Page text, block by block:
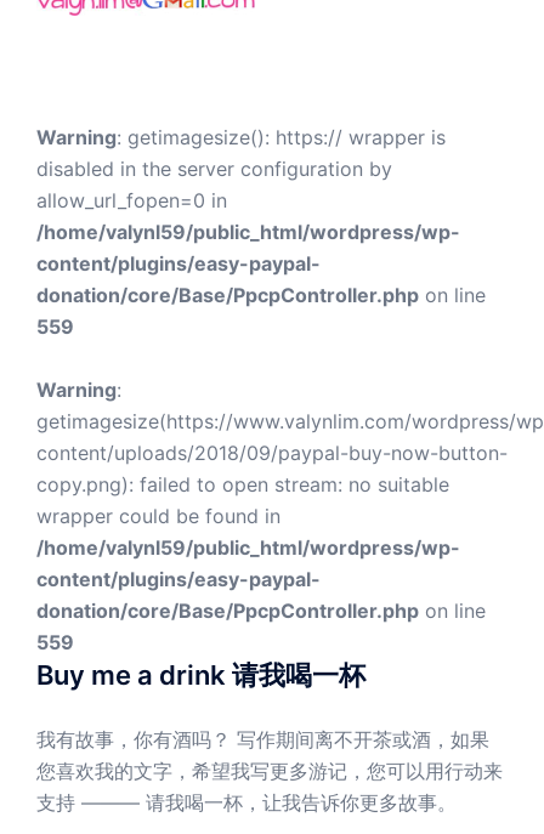
Warning: getimagesize(): https:// wrapper is
disabled in the server configuration by
allow_url_fopen=0 in
/home/valynl59/public_html/wordpress/wp-
content/plugins/easy-paypal-
donation/core/Base/PpcpController.php on line
559
Warning:
getimagesize(https://www.valynlim.com/wordpress/
content/uploads/2018/09/paypal-buy-now-button-
copy.png): failed to open stream: no suitable
wrapper could be found in
/home/valynl59/public_html/wordpress/wp-
content/plugins/easy-paypal-
donation/core/Base/PpcpController.php on line
559
Buy me a drink 请我喝一杯
我有故事，你有酒吗？ 写作期间离不开茶或酒，如果
您喜欢我的文字，希望我写更多游记，您可以用行动来
支持 ——— 请我喝一杯，让我告诉你更多故事。